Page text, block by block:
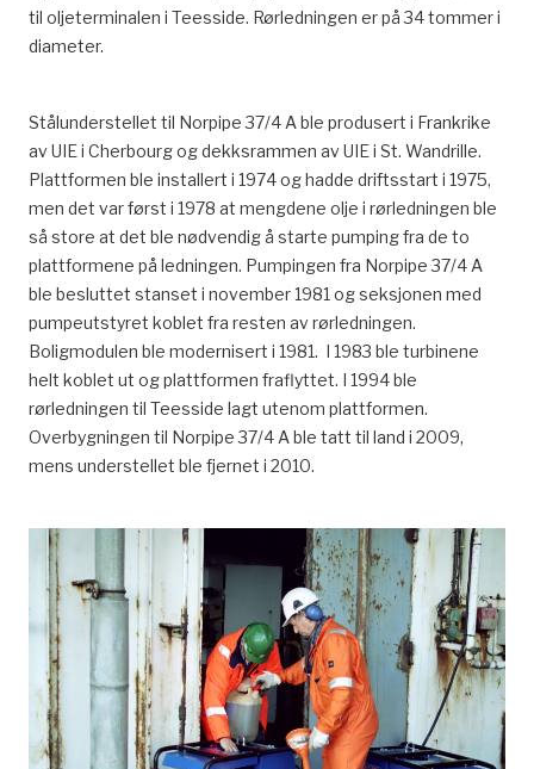
til oljeterminalen i Teesside. Rørledningen er på 34 tommer i
diameter.
Stålunderstellet til Norpipe 37/4 A ble produsert i Frankrike
av UIE i Cherbourg og dekksrammen av UIE i St. Wandrille.
Plattformen ble installert i 1974 og hadde driftsstart i 1975,
men det var først i 1978 at mengdene olje i rørledningen ble
så store at det ble nødvendig å starte pumping fra de to
plattformene på ledningen. Pumpingen fra Norpipe 37/4 A
ble besluttet stanset i november 1981 og seksjonen med
pumpeutstyret koblet fra resten av rørledningen.
Boligmodulen ble modernisert i 1981. I 1983 ble turbinene
helt koblet ut og plattformen fraflyttet. I 1994 ble
rørledningen til Teesside lagt utenom plattformen.
Overbygningen til Norpipe 37/4 A ble tatt til land i 2009,
mens understellet ble fjernet i 2010.